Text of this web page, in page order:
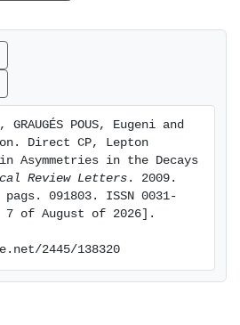
POUS, Eugeni and
Direct CP, Lepton
Asymmetries in the Decays
Review Letters . 2009.
091803. ISSN 0031-
7 of August of 2026].
2445/138320